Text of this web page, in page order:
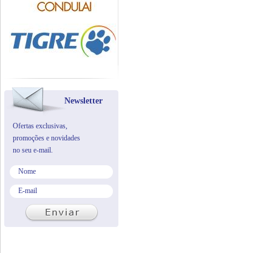
Newsletter
Ofertas exclusivas,
promoções e novidades
no seu e-mail.